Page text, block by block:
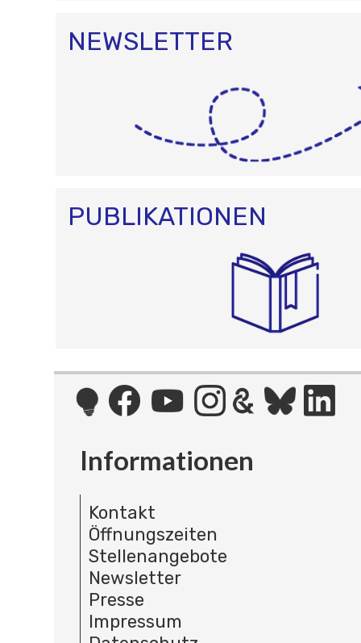
NEWSLETTER
PUBLIKATIONEN
Informationen
Kontakt
Öffnungszeiten
Stellenangebote
Newsletter
Presse
Impressum